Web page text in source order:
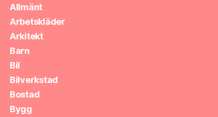
Allmänt
Arbetskläder
Arkitekt
Barn
Bil
Bilverkstad
Bostad
Bygg